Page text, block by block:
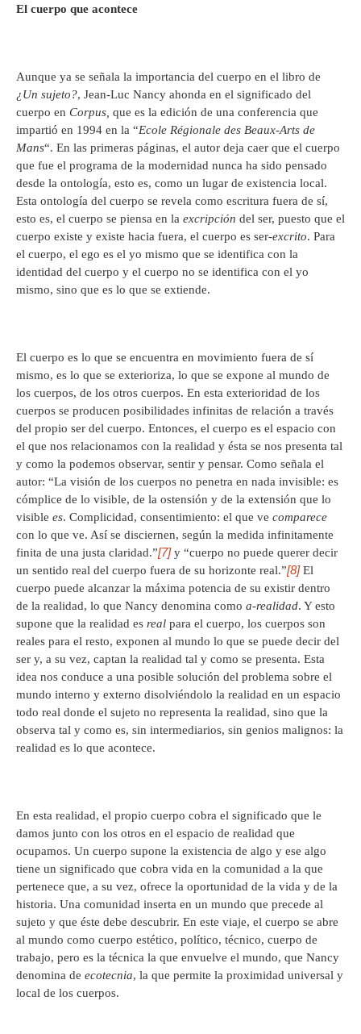
El cuerpo que acontece
Aunque ya se señala la importancia del cuerpo en el libro de
¿Un sujeto?, Jean-Luc Nancy ahonda en el significado del
cuerpo en Corpus, que es la edición de una conferencia que
impartió en 1994 en la “Ecole Régionale des Beaux-Arts de
Mans“. En las primeras páginas, el autor deja caer que el cuerpo
que fue el programa de la modernidad nunca ha sido pensado
desde la ontología, esto es, como un lugar de existencia local.
Esta ontología del cuerpo se revela como escritura fuera de sí,
esto es, el cuerpo se piensa en la excripción del ser, puesto que el
cuerpo existe y existe hacia fuera, el cuerpo es ser-excrito. Para
el cuerpo, el ego es el yo mismo que se identifica con la
identidad del cuerpo y el cuerpo no se identifica con el yo
mismo, sino que es lo que se extiende.
El cuerpo es lo que se encuentra en movimiento fuera de sí
mismo, es lo que se exterioriza, lo que se expone al mundo de
los cuerpos, de los otros cuerpos. En esta exterioridad de los
cuerpos se producen posibilidades infinitas de relación a través
del propio ser del cuerpo. Entonces, el cuerpo es el espacio con
el que nos relacionamos con la realidad y ésta se nos presenta tal
y como la podemos observar, sentir y pensar. Como señala el
autor: “La visión de los cuerpos no penetra en nada invisible: es
cómplice de lo visible, de la ostensión y de la extensión que lo
visible es. Complicidad, consentimiento: el que ve comparece
con lo que ve. Así se disciernen, según la medida infinitamente
finita de una justa claridad.”[7]y “cuerpo no puede querer decir
un sentido real del cuerpo fuera de su horizonte real.”[8]El
cuerpo puede alcanzar la máxima potencia de su existir dentro
de la realidad, lo que Nancy denomina como a-realidad. Y esto
supone que la realidad es real para el cuerpo, los cuerpos son
reales para el resto, exponen al mundo lo que se puede decir del
ser y, a su vez, captan la realidad tal y como se presenta. Esta
idea nos conduce a una posible solución del problema sobre el
mundo interno y externo disolviéndolo la realidad en un espacio
todo real donde el sujeto no representa la realidad, sino que la
observa tal y como es, sin intermediarios, sin genios malignos: la
realidad es lo que acontece.
En esta realidad, el propio cuerpo cobra el significado que le
damos junto con los otros en el espacio de realidad que
ocupamos. Un cuerpo supone la existencia de algo y ese algo
tiene un significado que cobra vida en la comunidad a la que
pertenece que, a su vez, ofrece la oportunidad de la vida y de la
historia. Una comunidad inserta en un mundo que precede al
sujeto y que éste debe descubrir. En este viaje, el cuerpo se abre
al mundo como cuerpo estético, político, técnico, cuerpo de
trabajo, pero es la técnica la que envuelve el mundo, que Nancy
denomina de ecotecnia, la que permite la proximidad universal y
local de los cuerpos.